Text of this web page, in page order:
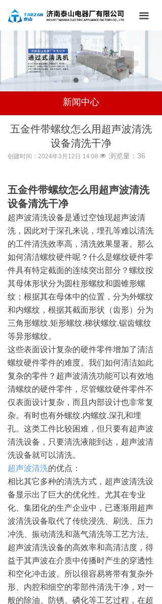
끀
网站首页
关于我们
产品中心
应用领域
访客留言
五金件带螺纹怎么用超声波清洗
设备清洗干净
创建时间： 2024年3月12日 14:08
五金件带螺纹怎么用超声波清洗
设备清洗干净
超声波清洗设备是通过空蚀现超声波清
洗，因此对于深孔来说，埋孔等难以清洗
的工件清洗效率高，清洗效果显著。那么
如何清洁螺纹硬件呢？什么是螺纹硬件零
件具有特定截面的连续突出部分？螺纹按
其母体形状分为圆柱形螺纹和圆锥形螺
纹；根据其在母体中的位置，分为外螺纹
和内螺纹，根据其截面形状（齿形）分为
三角形螺纹.矩形螺纹.梯状螺纹.锯齿螺纹
等异形螺纹。
这些表面设计复杂的硬件零件增加了清洁
螺纹硬件零件的难度。我们如何清洁如此
复杂的零件？超声波清洗功能可以有效地
清螺纹的硬件零件，尽管螺纹硬件零件不
仅表面设计复杂，而且内部设计也非常复
杂。有时也有外螺纹.内螺纹.深孔和埋
孔。这类工件比较困难，但只要有超声波
清洗设备，只要清洗液能到达，超声波清
洗设备就可以清洗。
超声波清洗的优点：
相比其它多种的清洗方式，超声波清洗设
备显示出了巨大的优化性。尤其在专业
化、集团化的生产企业中，已逐渐用超声
波清洗设备取代了传统浸洗、刷洗、压力
冲洗、振动清洗和蒸气清洗等工艺方法。
超声波清洗设备的高效率和高清洁度，得
益于其声波在介质中传播时产生的穿透性
和空化冲击波。所以很容易将带有复杂外
形、内腔和细空的零部件清洗干净，对一
般的除油、防锈、磷化等工艺过程，在超
新闻中心
넶 浏览量： 36